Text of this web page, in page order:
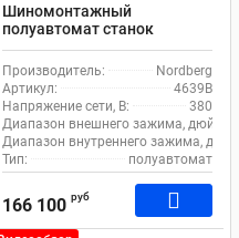
11-21
12-24
Шиномонтажный
полуавтомат станок
Nordberg 4639B для
легкового и коммерческого
транспорта
Производитель:
Nordberg
Артикул:
4639B
Напряжение сети, В:
380
Диапазон внешнего зажима, дюйм:
Диапазон внутреннего зажима,
Тип:
полуавтомат
166 100 руб